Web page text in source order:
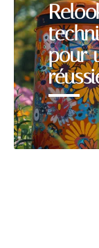
pour